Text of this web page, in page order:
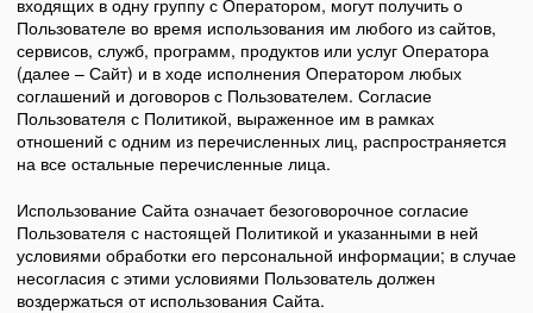
входящих в одну группу с Оператором, могут получить о
Пользователе во время использования им любого из сайтов,
сервисов, служб, программ, продуктов или услуг Оператора
(далее – Сайт) и в ходе исполнения Оператором любых
соглашений и договоров с Пользователем. Согласие
Пользователя с Политикой, выраженное им в рамках
отношений с одним из перечисленных лиц, распространяется
на все остальные перечисленные лица.
Использование Сайта означает безоговорочное согласие
Пользователя с настоящей Политикой и указанными в ней
условиями обработки его персональной информации; в случае
несогласия с этими условиями Пользователь должен
воздержаться от использования Сайта.